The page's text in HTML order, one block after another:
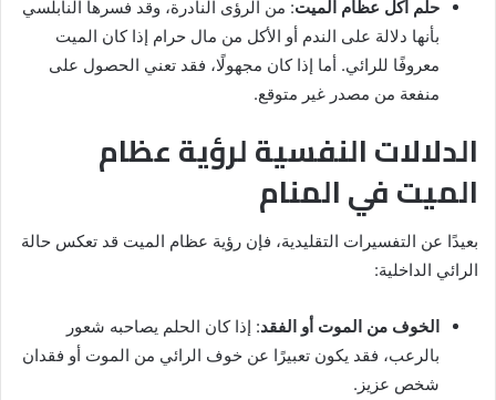
حلم أكل عظام الميت: من الرؤى النادرة، وقد فسرها النابلسي
بأنها دلالة على الندم أو الأكل من مال حرام إذا كان الميت
معروفًا للرائي. أما إذا كان مجهولًا، فقد تعني الحصول على
منفعة من مصدر غير متوقع.
الدلالات النفسية لرؤية عظام
الميت في المنام
بعيدًا عن التفسيرات التقليدية، فإن رؤية عظام الميت قد تعكس حالة
الرائي الداخلية:
الخوف من الموت أو الفقد: إذا كان الحلم يصاحبه شعور
بالرعب، فقد يكون تعبيرًا عن خوف الرائي من الموت أو فقدان
شخص عزيز.